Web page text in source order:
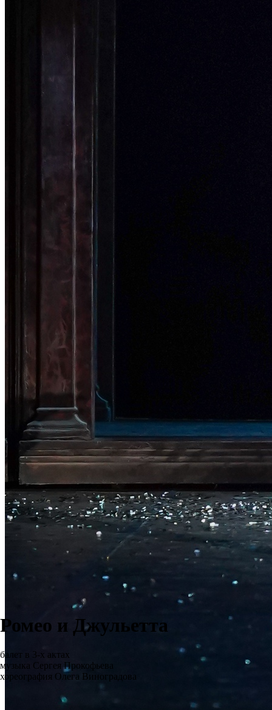
Ромео и Джульетта
балет в 3-х актах
музыка Сергея Прокофьева
хореография Олега Виноградова